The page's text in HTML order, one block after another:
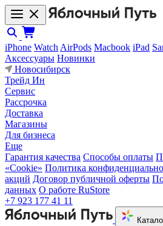
iPhone Watch AirPods Macbook iPad
Аксессуары Новинки
Новосибирск
Трейд Ин
Сервис
Рассрочка
Доставка
Магазины
Для бизнеса
Еще
Гарантия качества Способы оплаты
«Cookie» Политика
акций Договор публичной оферты
данных О работе RuStore
+7 923 177 41 11